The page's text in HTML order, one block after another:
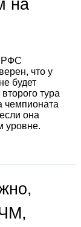
на
РФС
что у
будет
тура
чемпионата
она
уровне.